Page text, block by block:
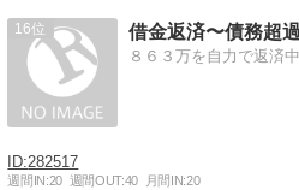
16 借金返済〜債務超
８６３万を自力で返済
282517
週間IN:20 週間OUT:40 月間IN:20